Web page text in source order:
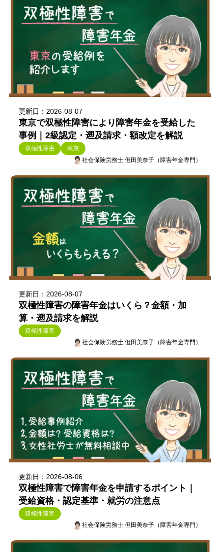
更新日：2026-08-07
東京で双極性障害により障害年金を受給した
事例｜2級認定・遡及請求・額改定を解説
双極性障害
東京
社会保険労務士 但田美奈子（障害年金専門）
更新日：2026-08-07
双極性障害の障害年金はいくら？金額・加
算・遡及請求を解説
双極性障害
社会保険労務士 但田美奈子（障害年金専門）
更新日：2026-08-06
双極性障害で障害年金を申請するポイント｜
受給資格・認定基準・就労の注意点
双極性障害
社会保険労務士 但田美奈子（障害年金専門）